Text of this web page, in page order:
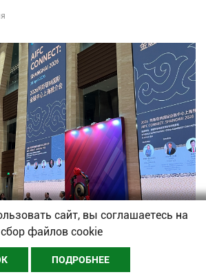
сайт, вы соглашаетесь на
сбор файлов cookie
ПОДРОБНЕЕ